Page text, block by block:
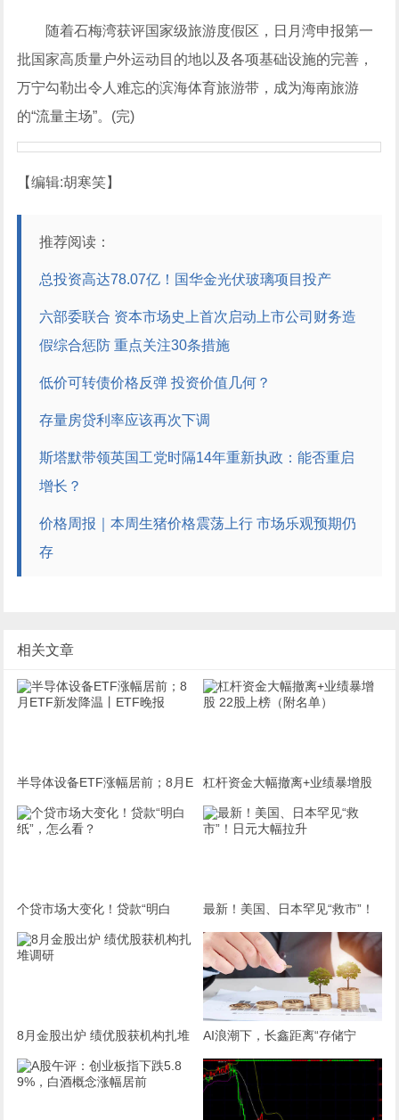
随着石梅湾获评国家级旅游度假区，日月湾申报第一
批国家高质量户外运动目的地以及各项基础设施的完善，
万宁勾勒出令人难忘的滨海体育旅游带，成为海南旅游
的“流量主场”。(完)
【编辑:胡寒笑】
推荐阅读：
总投资高达78.07亿！国华金光伏玻璃项目投产
六部委联合 资本市场史上首次启动上市公司财务造
假综合惩防 重点关注30条措施
低价可转债价格反弹 投资价值几何？
存量房贷利率应该再次下调
斯塔默带领英国工党时隔14年重新执政：能否重启
增长？
价格周报｜本周生猪价格震荡上行 市场乐观预期仍
存
相关文章
半导体设备ETF涨幅居前；8月E
TF新发降温丨ETF晚报
杠杆资金大幅撤离+业绩暴增股
22股上榜（附名单）
个贷市场大变化！贷款“明白
纸”，怎么看？
最新！美国、日本罕见“救市”！
日元大幅拉升
8月金股出炉 绩优股获机构扎堆
调研
AI浪潮下，长鑫距离“存储宁
王”还有多远？